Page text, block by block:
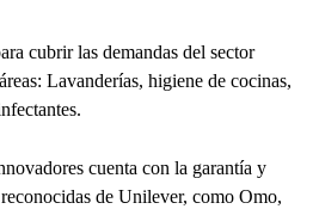
cubrir las demandas del sector
Lavanderías, higiene de cocinas,
cuenta con la garantía y
de Unilever, como Omo,